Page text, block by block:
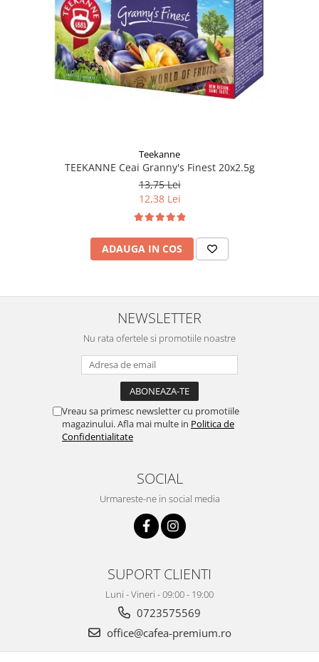
Teekanne
TEEKANNE Ceai Granny's Finest 20x2.5g
13,75 Lei
12,38 Lei
ADAUGA IN COS
NEWSLETTER
Nu rata ofertele si promotiile noastre
Vreau sa primesc newsletter cu promotiile
magazinului. Afla mai multe in Politica de
Confidentialitate
SOCIAL
Urmareste-ne in social media
SUPORT CLIENTI
Luni - Vineri - 09:00 - 19:00
0723575569
office@cafea-premium.ro